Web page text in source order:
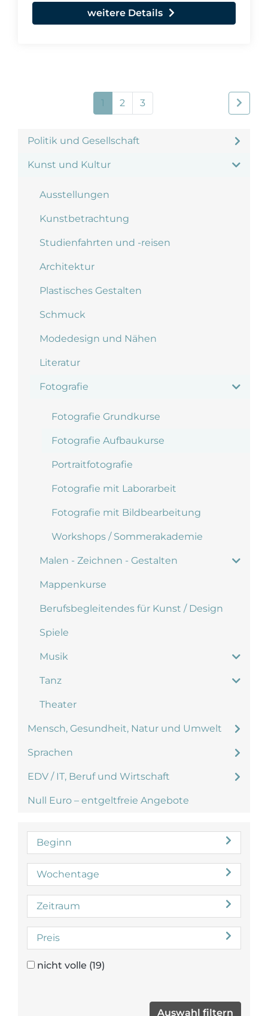
Politik und Gesellschaft
Kunst und Kultur
Ausstellungen
Kunstbetrachtung
Studienfahrten und -reisen
Architektur
Plastisches Gestalten
Schmuck
Modedesign und Nähen
Literatur
Fotografie
Fotografie Grundkurse
Fotografie Aufbaukurse
Portraitfotografie
Fotografie mit Laborarbeit
Fotografie mit Bildbearbeitung
Workshops / Sommerakademie
Malen - Zeichnen - Gestalten
Mappenkurse
Berufsbegleitendes für Kunst / Design
Spiele
Musik
Tanz
Theater
Mensch, Gesundheit, Natur und Umwelt
Sprachen
EDV / IT, Beruf und Wirtschaft
Null Euro – entgeltfreie Angebote
Beginn
Wochentage
Zeitraum
Preis
nicht volle (19)
weitere Details
1 2 3